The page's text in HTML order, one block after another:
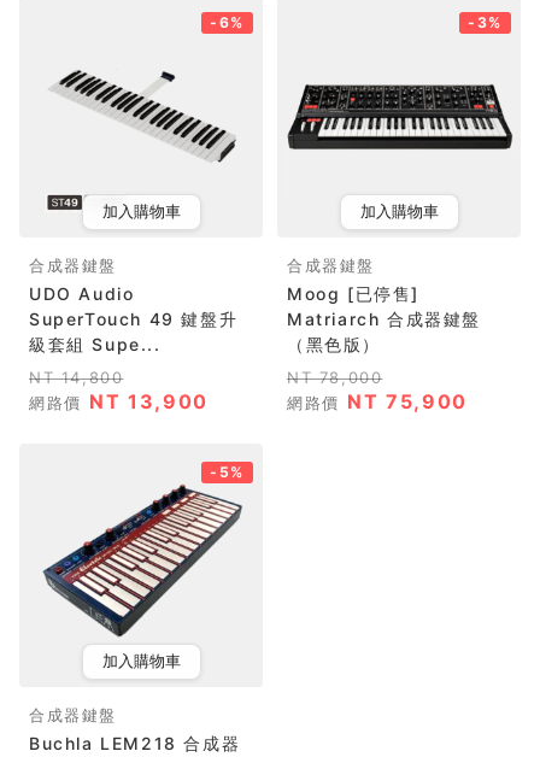
-6%
加入購物車
合成器鍵盤
UDO Audio
SuperTouch 49 鍵盤升
級套組 Supe...
NT 14,800
網路價 NT 13,900
-3%
加入購物車
合成器鍵盤
Moog [已停售]
Matriarch 合成器鍵盤
（黑色版）
NT 78,000
網路價 NT 75,900
-5%
加入購物車
合成器鍵盤
Buchla LEM218 合成器